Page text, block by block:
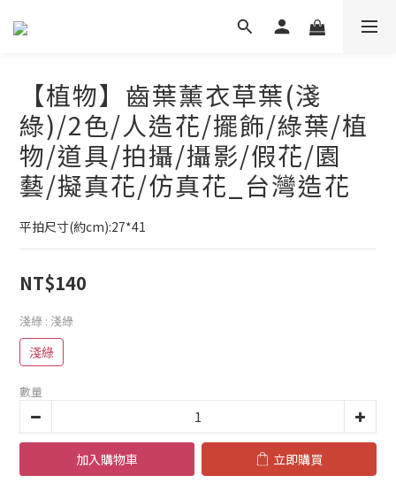
【植物】齒葉薰衣草葉(淺
綠)/2色/人造花/擺飾/綠葉/植
物/道具/拍攝/攝影/假花/園
藝/擬真花/仿真花_台灣造花
平拍尺寸(約cm):27*41
NT$140
淺綠 : 淺綠
淺綠
數量
加入購物車 立即購買